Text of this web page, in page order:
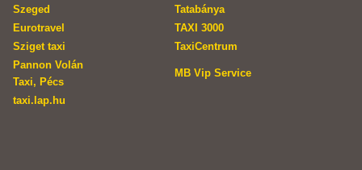
Szeged
Tatabánya
Eurotravel
TAXI 3000
Sziget taxi
TaxiCentrum
Pannon Volán
Taxi, Pécs
MB Vip Service
taxi.lap.hu